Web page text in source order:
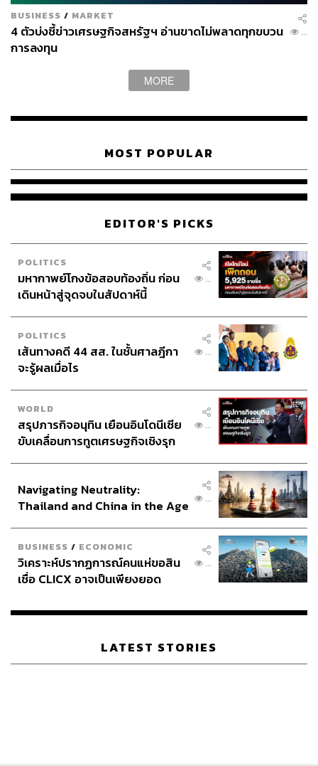
BUSINESS / MARKET
4 ตัวบ่งชี้ข่าวเศรษฐกิจสหรัฐฯ อ่านขาดไม่พลาดทุกขบวน
การลงทุน
...
MORE
MOST POPULAR
EDITOR'S PICKS
POLITICS
มหากาพย์โกงข้อสอบท้องถิ่น ก่อน
เดินหน้าสู่จุดจบในสัปดาห์นี้
...
POLITICS
เส้นทางคดี 44 สส. ในชั้นศาลฎีกา
จะรู้ผลเมื่อไร
...
WORLD
สรุปภารกิจอนุทิน เยือนอินโดนีเซีย
ขับเคลื่อนการทูตเศรษฐกิจเชิงรุก
...
Navigating Neutrality:
Thailand and China in the Age
...
BUSINESS / ECONOMIC
วิเคราะห์ปรากฏการณ์คนแห่ขอสิน
เชื่อ CLICX อาจเป็นเพียงยอด
เรือนไทยที่ถูกซุกไว้
...
LATEST STORIES